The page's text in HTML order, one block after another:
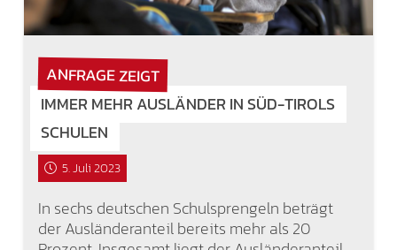
ANFRAGE ZEIGT
IMMER MEHR AUSLÄNDER IN SÜD-TIROLS
SCHULEN
5. Juli 2023
In sechs deutschen Schulsprengeln beträgt
der Ausländeranteil bereits mehr als 20